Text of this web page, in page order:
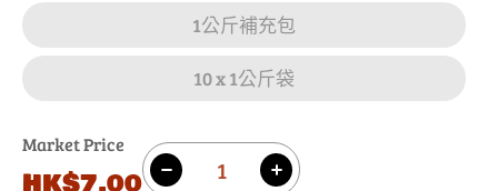
1公斤補充包
10 x 1公斤袋
Market Price
原
數
量 減
增